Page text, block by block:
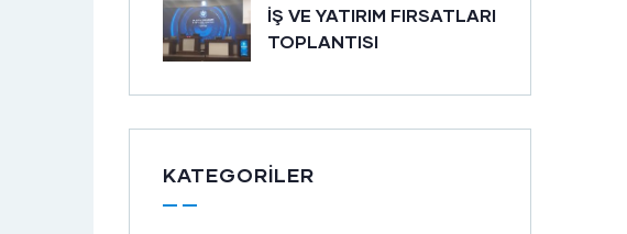
İŞ VE YATIRIM FIRSATLARI
TOPLANTISI
KATEGORILER